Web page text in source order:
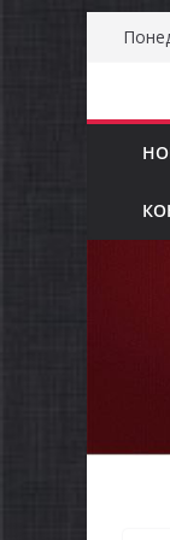
Перейти